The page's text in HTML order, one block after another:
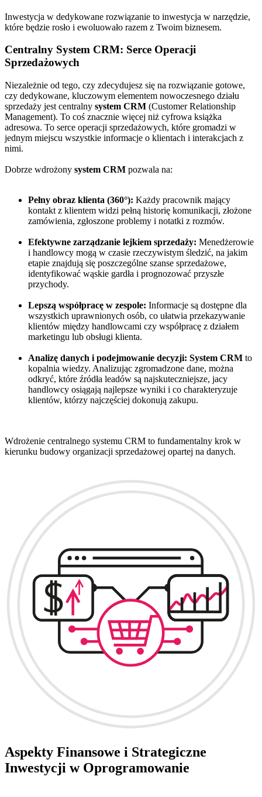
Inwestycja w dedykowane rozwiązanie to inwestycja w narzędzie,
które będzie rosło i ewoluowało razem z Twoim biznesem.
Centralny System CRM: Serce Operacji
Sprzedażowych
Niezależnie od tego, czy zdecydujesz się na rozwiązanie gotowe,
czy dedykowane, kluczowym elementem nowoczesnego działu
sprzedaży jest centralny system CRM (Customer Relationship
Management). To coś znacznie więcej niż cyfrowa książka
adresowa. To serce operacji sprzedażowych, które gromadzi w
jednym miejscu wszystkie informacje o klientach i interakcjach z
nimi.
Dobrze wdrożony system CRM pozwala na:
Pełny obraz klienta (360°): Każdy pracownik mający
kontakt z klientem widzi pełną historię komunikacji, złożone
zamówienia, zgłoszone problemy i notatki z rozmów.
Efektywne zarządzanie lejkiem sprzedaży: Menedżerowie
i handlowcy mogą w czasie rzeczywistym śledzić, na jakim
etapie znajdują się poszczególne szanse sprzedażowe,
identyfikować wąskie gardła i prognozować przyszłe
przychody.
Lepszą współpracę w zespole: Informacje są dostępne dla
wszystkich uprawnionych osób, co ułatwia przekazywanie
klientów między handlowcami czy współpracę z działem
marketingu lub obsługi klienta.
Analizę danych i podejmowanie decyzji: System CRM to
kopalnia wiedzy. Analizując zgromadzone dane, można
odkryć, które źródła leadów są najskuteczniejsze, jacy
handlowcy osiągają najlepsze wyniki i co charakteryzuje
klientów, którzy najczęściej dokonują zakupu.
Wdrożenie centralnego systemu CRM to fundamentalny krok w
kierunku budowy organizacji sprzedażowej opartej na danych.
Aspekty Finansowe i Strategiczne
Inwestycji w Oprogramowanie